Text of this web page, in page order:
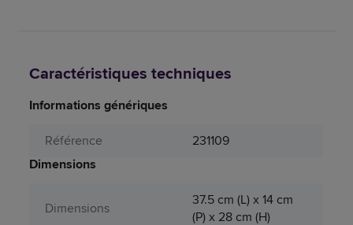
Caractéristiques techniques
Informations génériques
Référence
231109
Dimensions
Dimensions
37.5 cm (L) x 14 cm
(P) x 28 cm (H)